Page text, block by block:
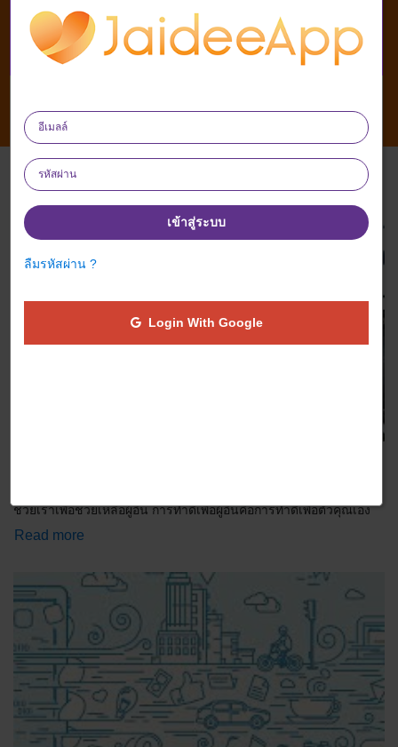
ค้นหาธุรกิจที่อยู่ในท้องถิ่นไปยังสถานที่ใดก็ตามที่คุณอยู่ผ่านหน้า
การค้นหาของเราและแอปพลิเคชันมือถือ Jaideeapp ของเรา
ช่วยเราเพื่อช่วยเหลือผู้อื่น การทำดีเพื่อผู้อื่นคือการทำดีเพื่อตัวคุณเอง
Read more
เข้าสู่ระบบ
ลืมรหัสผ่าน ?
Login With Google